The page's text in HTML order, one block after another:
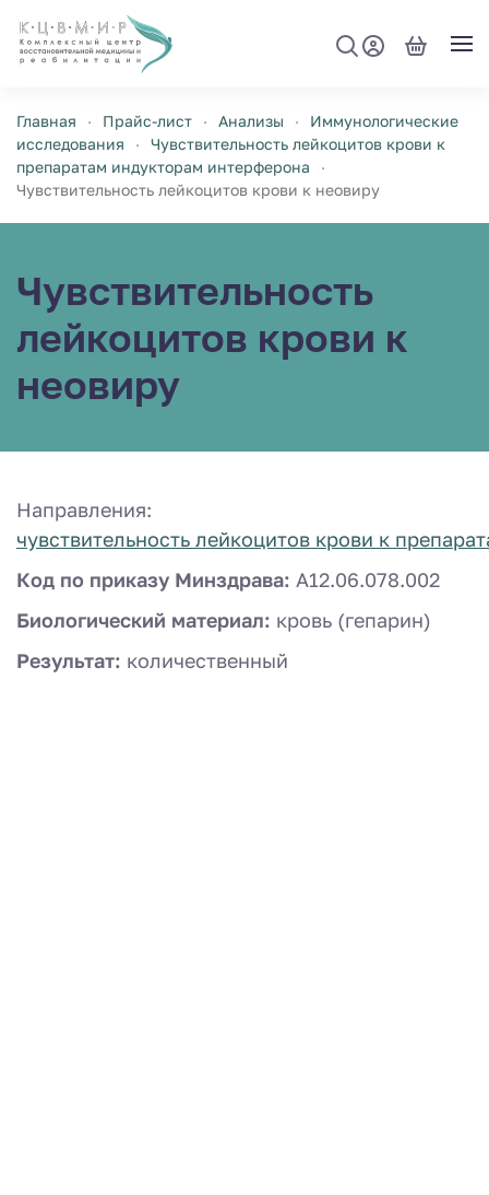
Перейти к содержимому
Главная Прайс-лист Анализы
Иммунологические
исследования
Чувствительность лейкоцитов крови к
препаратам индукторам интерферона
Чувствительность лейкоцитов крови к неовиру
Чувствительность
лейкоцитов крови к
неовиру
Направления:
чувствительность лейкоцитов крови к
Код по приказу Минздрава: A12.06.078.002
Биологический материал: кровь (гепарин)
Результат: количественный